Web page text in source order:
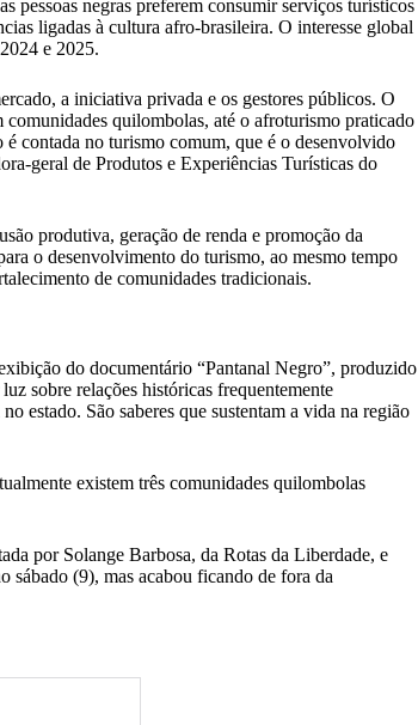
pessoas negras preferem consumir serviços turísticos
ligadas à cultura afro-brasileira. O interesse global
e 2025.
a iniciativa privada e os gestores públicos. O
quilombolas, até o afroturismo praticado
é contada no turismo comum, que é o desenvolvido
geral de Produtos e Experiências Turísticas do
produtiva, geração de renda e promoção da
o desenvolvimento do turismo, ao mesmo tempo
de comunidades tradicionais.
do documentário “Pantanal Negro”, produzido
sobre relações históricas frequentemente
estado. São saberes que sustentam a vida na região
existem três comunidades quilombolas
por Solange Barbosa, da Rotas da Liberdade, e
(9), mas acabou ficando de fora da